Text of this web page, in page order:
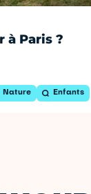
à Paris ?
Nature Enfants